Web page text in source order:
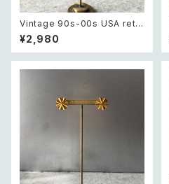
Vintage 90s-00s USA retr
o amber color beads pierc
e レトロ アメリカ ヴィンテージ
アクセサリー 琥珀色 ビーズ ピ
¥2,980